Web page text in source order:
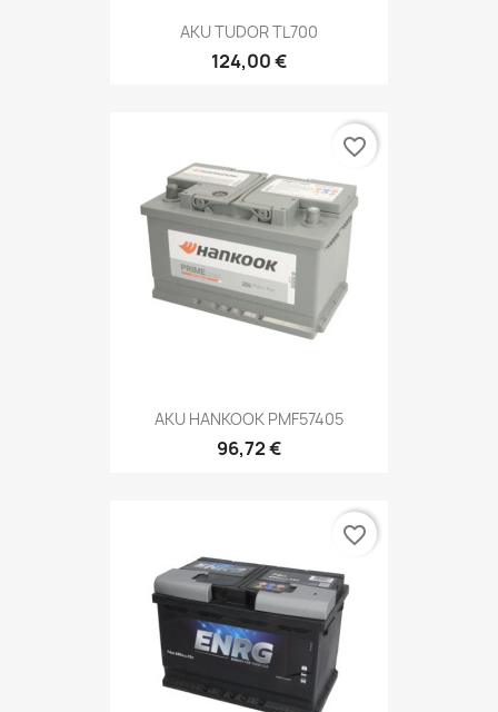
AKU TUDOR TL700
124,00 €
AKU HANKOOK PMF57405
96,72 €
favorite_border
favorite_border